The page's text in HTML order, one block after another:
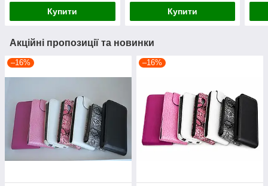
Купити Купити
Акційні пропозиції та новинки
–16% –16%